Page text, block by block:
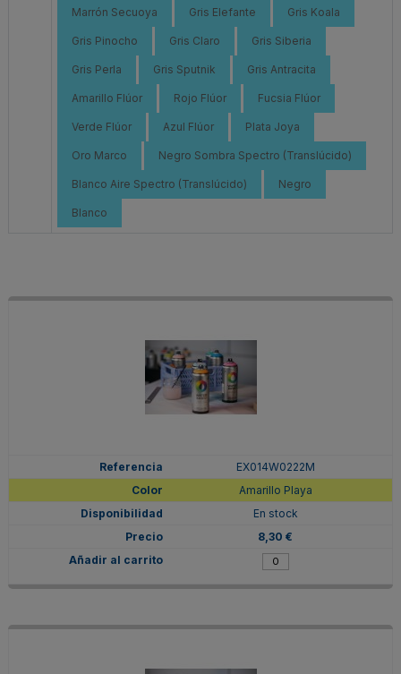
Marrón Secuoya Gris Elefante Gris Koala
Gris Pinocho Gris Claro Gris Siberia
Gris Perla Gris Sputnik Gris Antracita
Amarillo Flúor Rojo Flúor Fucsia Flúor
Verde Flúor Azul Flúor Plata Joya
Oro Marco Negro Sombra Spectro (Translúcido)
Blanco Aire Spectro (Translúcido) Negro
Blanco
EX014W0222M
Amarillo Playa
En stock
8,30 €